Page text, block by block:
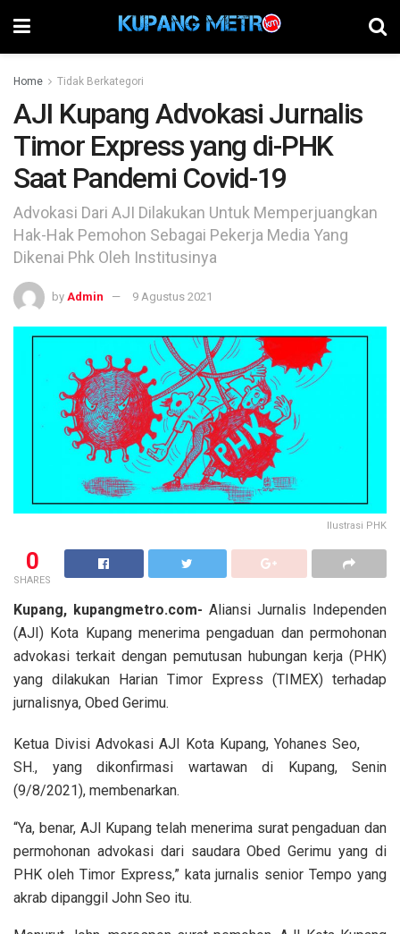
Home Tidak Berkategori
AJI Kupang Advokasi Jurnalis
Timor Express yang di-PHK
Saat Pandemi Covid-19
Advokasi Dari AJI Dilakukan Untuk Memperjuangkan
Hak-Hak Pemohon Sebagai Pekerja Media Yang
Dikenai Phk Oleh Institusinya
by Admin 9 Agustus 2021
Ilustrasi PHK
0
SHARES
Kupang, kupangmetro.com- Aliansi Jurnalis Independen
(AJI) Kota Kupang menerima pengaduan dan permohonan
advokasi terkait dengan pemutusan hubungan kerja (PHK)
yang dilakukan Harian Timor Express (TIMEX) terhadap
jurnalisnya, Obed Gerimu.
Ketua Divisi Advokasi AJI Kota Kupang, Yohanes Seo,
SH., yang dikonfirmasi wartawan di Kupang, Senin
(9/8/2021), membenarkan.
“Ya, benar, AJI Kupang telah menerima surat pengaduan dan
permohonan advokasi dari saudara Obed Gerimu yang di
PHK oleh Timor Express,” kata jurnalis senior Tempo yang
akrab dipanggil John Seo itu.